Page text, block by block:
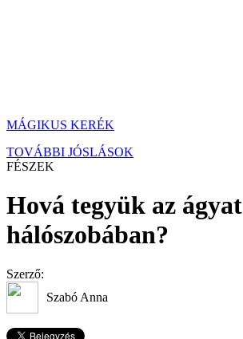
MÁGIKUS KERÉK
TOVÁBBI JÓSLÁSOK
FÉSZEK
Hová tegyük az
hálószobában?
Szerző:
Szabó Anna